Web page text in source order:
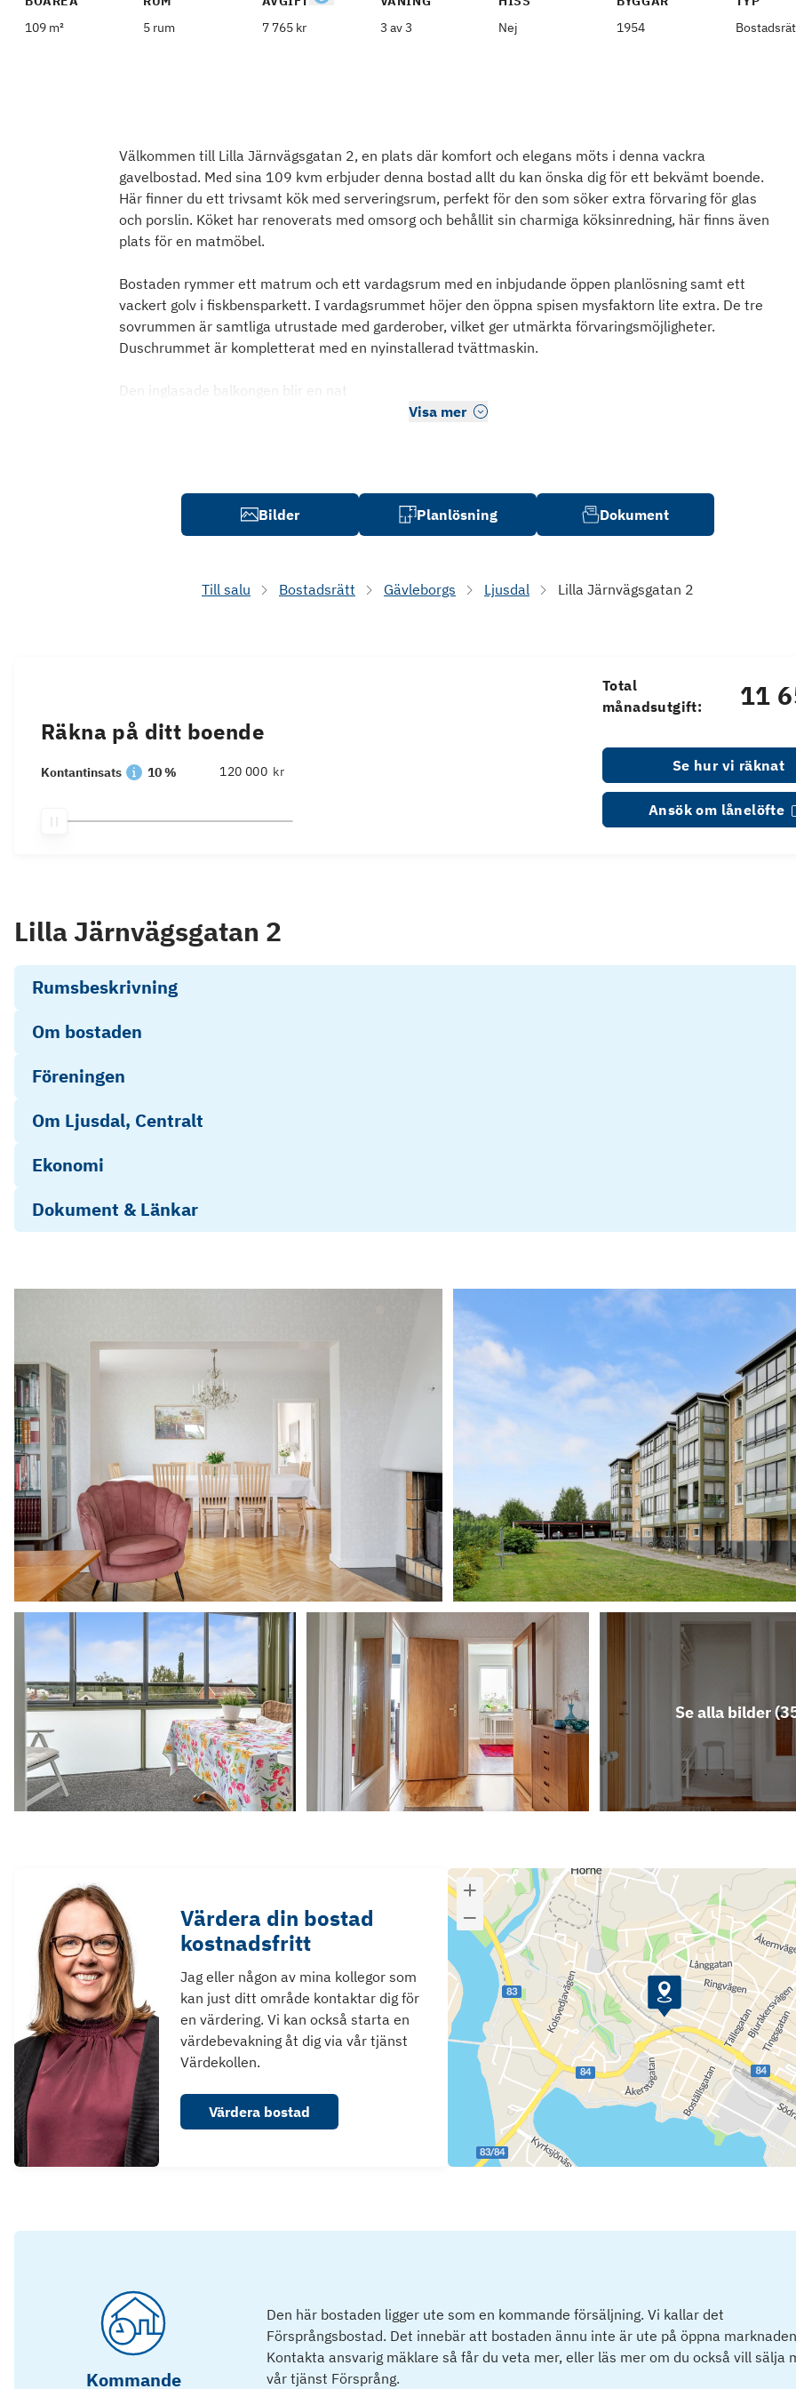
109 m²
5 rum
7 765 kr
3 av 3
Nej
1954
Välkommen till Lilla Järnvägsgatan 2, en plats där komfort och elegans möts i denna vackra
gavelbostad. Med sina 109 kvm erbjuder denna bostad allt du kan önska dig för ett bekvämt boende.
Här finner du ett trivsamt kök med serveringsrum, perfekt för den som söker extra förvaring för glas
och porslin. Köket har renoverats med omsorg och behållit sin charmiga köksinredning, här finns även
plats för en matmöbel.
Bostaden rymmer ett matrum och ett vardagsrum med en inbjudande öppen planlösning samt ett
vackert golv i fiskbensparkett. I vardagsrummet höjer den öppna spisen mysfaktorn lite extra. De tre
sovrummen är samtliga utrustade med garderober, vilket ger utmärkta förvaringsmöjligheter.
Duschrummet är kompletterat med en nyinstallerad tvättmaskin.
Den inglasade balkongen blir en nat
Visa mer
Bilder Planlösning Dokument
Till salu Bostadsrätt Gävleborgs Ljusdal Lilla Järnvägsgatan 2
Räkna på ditt boende
Kontantinsats 10 % kr
Total
månadsutgift:
11
Se hur vi räknat
Ansök om lånelöfte
Lilla Järnvägsgatan 2
Rumsbeskrivning
Om bostaden
Föreningen
Om Ljusdal, Centralt
Ekonomi
Dokument & Länkar
Sotningsprotokoll
Årsredovisning 2025
Objektsbeskrivning
Se alla bilder (
Värdera din bostad
kostnadsfritt
Jag eller någon av mina kollegor som
kan just ditt område kontaktar dig för
en värdering. Vi kan också starta en
värdebevakning åt dig via vår tjänst
Värdekollen.
Värdera bostad
Kommande
Den här bostaden ligger ute som en kommande försäljning. Vi kallar det
Försprångsbostad. Det innebär att bostaden ännu inte är ute på öppna
Kontakta ansvarig mäklare så får du veta mer, eller läs mer om du också vill sälja
vår tjänst Försprång.